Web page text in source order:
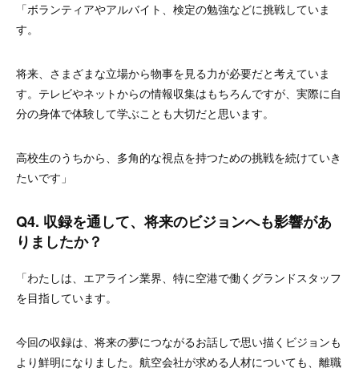
「ボランティアやアルバイト、検定の勉強などに挑戦していま
す。
将来、さまざまな立場から物事を見る力が必要だと考えていま
す。テレビやネットからの情報収集はもちろんですが、実際に自
分の身体で体験して学ぶことも大切だと思います。
高校生のうちから、多角的な視点を持つための挑戦を続けていき
たいです」
Q4. 収録を通して、将来のビジョンへも影響があ
りましたか？
「わたしは、エアライン業界、特に空港で働くグランドスタッフ
を目指しています。
今回の収録は、将来の夢につながるお話しで思い描くビジョンも
より鮮明になりました。航空会社が求める人材についても、離職